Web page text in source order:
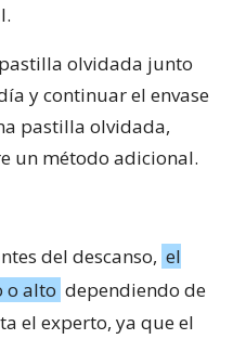
olvidada junto
y continuar el envase
pastilla olvidada,
un método adicional.
del descanso, el
o alto dependiendo de
el experto, ya que el